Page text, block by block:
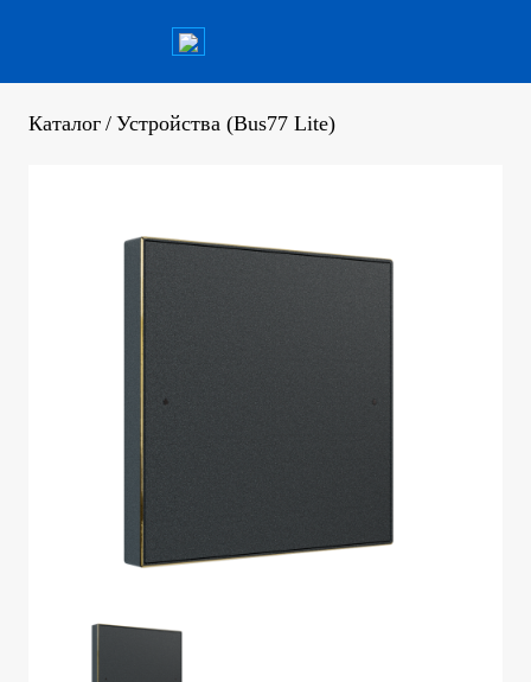
Каталог / Устройства (Bus77 Lite)